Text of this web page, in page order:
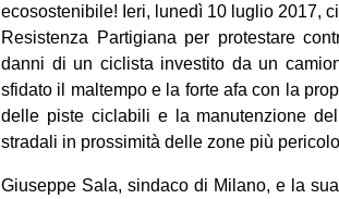
ecosostenibile! Ieri, lunedì 10 luglio 2017,
Resistenza Partigiana per protestare
danni di un ciclista investito da un
sfidato il maltempo e la forte afa con la
delle piste ciclabili e la manutenzione
stradali in prossimità delle zone più
Giuseppe Sala, sindaco di Milano, e la